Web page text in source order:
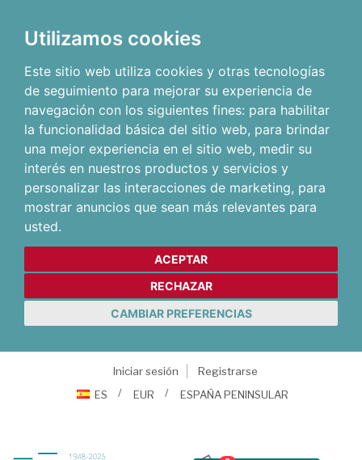
Utilizamos cookies
Este sitio web utiliza cookies y otras tecnologías
de seguimiento para mejorar su experiencia de
navegación con los siguientes fines: para habilitar
la funcionalidad básica del sitio web, para brindar
una mejor experiencia en el sitio web, medir su
interés en nuestros productos y servicios y
personalizar las interacciones de marketing, para
mostrar anuncios que sean más relevantes para
usted.
ACEPTAR
RECHAZAR
CAMBIAR PREFERENCIAS
Iniciar sesión
Registrarse
ES
EUR ESPAÑA PENINSULAR